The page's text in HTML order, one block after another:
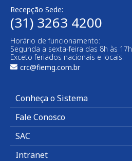
Recepção Sede:
(31) 3263 4200
Horário de funcionamento:
Segunda a sexta-feira das 8h às 17h
Exceto feriados nacionais e locais.
crc@fiemg.com.br
Conheça o Sistema
Fale Conosco
SAC
Intranet